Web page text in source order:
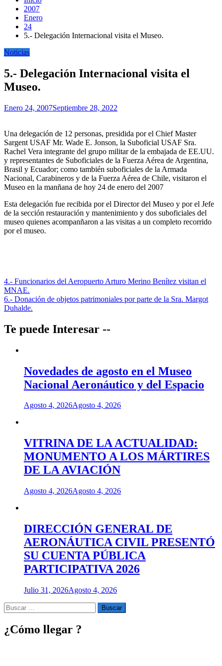
2007
Enero
24
5.- Delegación Internacional visita el Museo.
Noticias
5.- Delegación Internacional visita el
Museo.
Enero 24, 2007Septiembre 28, 2022
Una delegación de 12 personas, presidida por el Chief Master
Sargent USAF Mr. Wade E. Jonson, la Suboficial USAF Sra.
Rachel Vera integrante del grupo militar de la embajada de EE.UU.
y representantes de Suboficiales de la Fuerza Aérea de Argentina,
Brasil y Ecuador; como también suboficiales de la Armada
Nacional, Carabineros y de la Fuerza Aérea de Chile, visitaron el
Museo en la manñana de hoy 24 de enero del 2007
Esta delegación fue recibida por el Director del Museo y por el Jefe
de la sección restauración y mantenimiento y dos suboficiales del
museo quienes acompanñaron a las visitas a un completo recorrido
por el museo.
Navegación
de
entradas
4.- Funcionarios del Aeropuerto Arturo Merino Benítez visitan el
MNAE.
6.- Donación de objetos patrimoniales por parte de la Sra. Margot
Duhalde.
Te puede Interesar --
Novedades de agosto en el Museo
Nacional Aeronáutico y del Espacio
Agosto 4, 2026Agosto 4, 2026
VITRINA DE LA ACTUALIDAD:
MONUMENTO A LOS MÁRTIRES
DE LA AVIACIÓN
Agosto 4, 2026Agosto 4, 2026
DIRECCIÓN GENERAL DE
AERONÁUTICA CIVIL PRESENTÓ
SU CUENTA PÚBLICA
PARTICIPATIVA 2026
Julio 31, 2026Agosto 4, 2026
Buscar
por:
¿Cómo llegar ?